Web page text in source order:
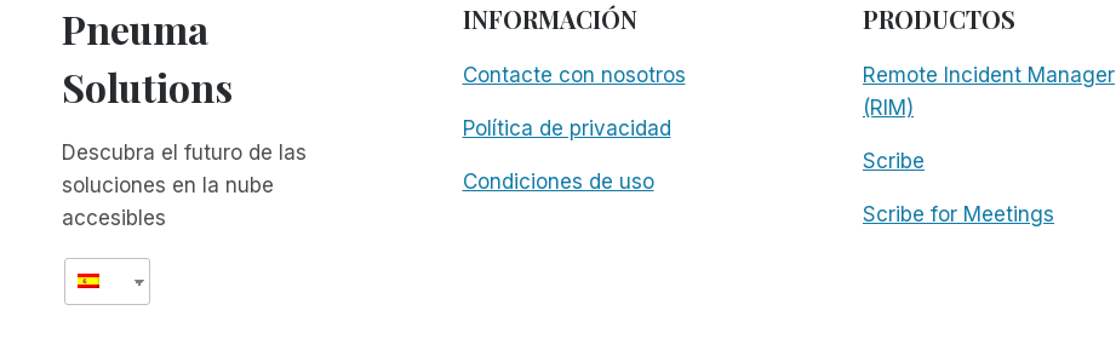
64
BITS
Pneuma
Solutions
Descubra el futuro de las
soluciones en la nube
accesibles
INFORMACIÓN
Contacte con nosotros
Política de privacidad
Condiciones de uso
PRODUCTOS
Remote Incident Manager
(RIM)
Scribe
Scribe for Meetings